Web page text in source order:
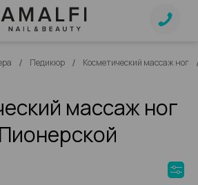
/ Педикюр / Косметический массаж ног
массаж ног